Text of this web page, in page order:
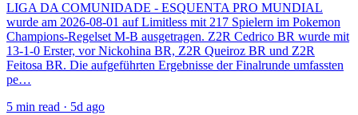
LIGA DA COMUNIDADE - ESQUENTA PRO MUNDIAL
wurde am 2026-08-01 auf Limitless mit 217 Spielern im Pokemon
Champions-Regelset M-B ausgetragen. Z2R Cedrico BR wurde mit
13-1-0 Erster, vor Nickohina BR, Z2R Queiroz BR und Z2R
Feitosa BR. Die aufgeführten Ergebnisse der Finalrunde umfassten
pe…
5 min read · 5d ago